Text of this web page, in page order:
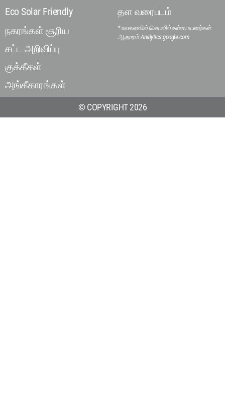
Eco Solar Friendly
நகரங்கள் சூரிய
சட்ட அறிவிப்பு
குக்கீகள்
அங்கீகாரங்கள்
தள வரைபடம்
* உலகளவில் செயலில் உள்ள பயனர்கள்
ஆதாரம்: Analytics.google.com
© COPYRIGHT 2026